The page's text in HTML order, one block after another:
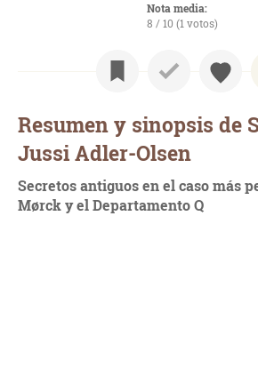
Nota media:
8 / 10 (1 votos)
Resumen y sinopsis de
Jussi Adler-Olsen
Secretos antiguos en el caso más
Mørck y el Departamento Q